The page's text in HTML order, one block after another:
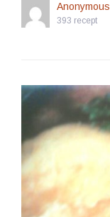
Anonymous
393 recept